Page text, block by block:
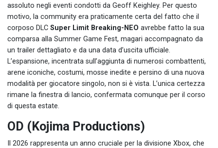
assoluto negli eventi condotti da Geoff Keighley. Per questo
motivo, la community era praticamente certa del fatto che il
corposo DLC Super Limit Breaking-NEO avrebbe fatto la sua
comparsa alla Summer Game Fest, magari accompagnato da
un trailer dettagliato e da una data d’uscita ufficiale.
L’espansione, incentrata sull’aggiunta di numerosi combattenti,
arene iconiche, costumi, mosse inedite e persino di una nuova
modalità per giocatore singolo, non si è vista. L’unica certezza
rimane la finestra di lancio, confermata comunque per il corso
di questa estate.
OD (Kojima Productions)
Il 2026 rappresenta un anno cruciale per la divisione Xbox, che